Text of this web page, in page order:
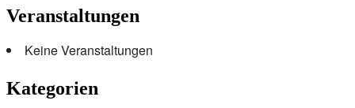
Veranstaltungen
Keine Veranstaltungen
Kategorien